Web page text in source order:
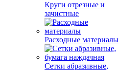
Круги отрезные и
зачистные
Расходные материалы
Сетки абразивные,